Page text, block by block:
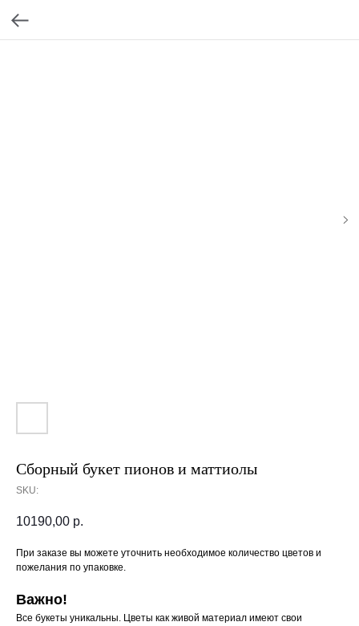
Сборный букет пионов и маттиолы
SKU:
10190,00 р.
При заказе вы можете уточнить необходимое количество цветов и
пожелания по упаковке.
Важно!
Все букеты уникальны. Цветы как живой материал имеют свои